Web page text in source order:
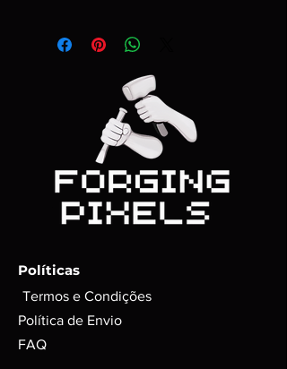
Políticas
Termos e Condições
Política de Envio
FAQ